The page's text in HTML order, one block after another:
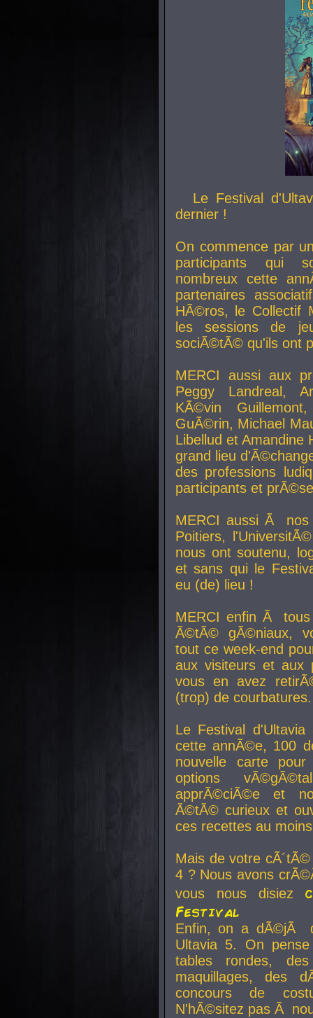
Le Festival
dernier !
On commence par
participants qui
nombreux cette
partenaires
HÃ©ros, le Collectif
les sessions de
sociÃ©tÃ© qu'ils ont
MERCI aussi aux
Peggy Landreal,
KÃ©vin
GuÃ©rin, Michael
Libellud et Amandine
grand lieu
des professions
participants et
MERCI aussi Ã nos
Poitiers,
nous ont soutenu,
et sans qui le
eu (de) lieu !
MERCI enfin Ã
Ã©tÃ© gÃ©niaux,
tout ce week-end
aux visiteurs et aux
vous en avez
(trop) de courbatures.
Le Festival
cette annÃ©e, 100
nouvelle carte
options
apprÃ©ciÃ©e et
Ã©tÃ© curieux et
ces recettes au
Mais de votre
4 ? Nous avons
vous nous disiez
Festival
Enfin, on a dÃ©jÃ
Ultavia 5. On
tables rondes,
maquillages, des
concours de
N'hÃ©sitez pas Ã